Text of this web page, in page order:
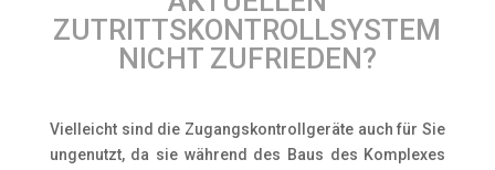
ZUTRITTSKONTROLLSYSTEM
NICHT ZUFRIEDEN?
Vielleicht sind die Zugangskontrollgeräte auch für Sie
ungenutzt, da sie während des Baus des Komplexes